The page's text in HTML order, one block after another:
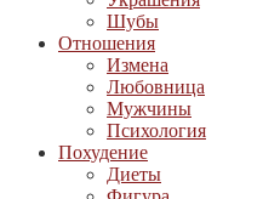
Шубы
Отношения
Измена
Любовница
Мужчины
Психология
Похудение
Диеты